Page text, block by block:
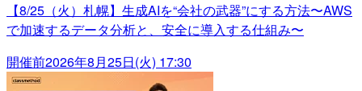
【8/25（火）札幌】生成AIを“会社の武器”にする方法〜AWS
で加速するデータ分析と、安全に導入する仕組み〜
開催前2026年8月25日(火) 17:30